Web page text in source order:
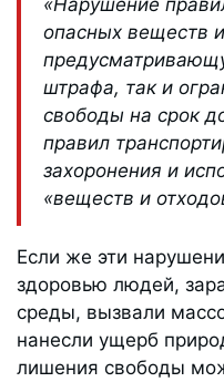
«Нарушение
опасных веществ
штрафа, так и
свободы на срок
правил
захоронения и
«веществ и
Если же эти
здоровью людей,
среды, вызвали
нанесли ущерб
лишения свободы